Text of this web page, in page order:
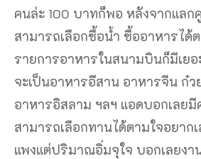
คนล่ะ 100 บาทก็พอ หลังจากแลก
สามารถเลือกซื้อน้ำ ซื้ออาหารได้
รายการอาหารในสนามบินก็มีเย
จะเป็นอาหารอีสาน อาหารจีน ก๋ว
อาหารอิสลาม ฯลฯ แอดบอกเลย
สามารถเลือกทานได้ตามใจอยาก
แพงแต่ปริมาณอิ่มจุใจ บอกเลยงา